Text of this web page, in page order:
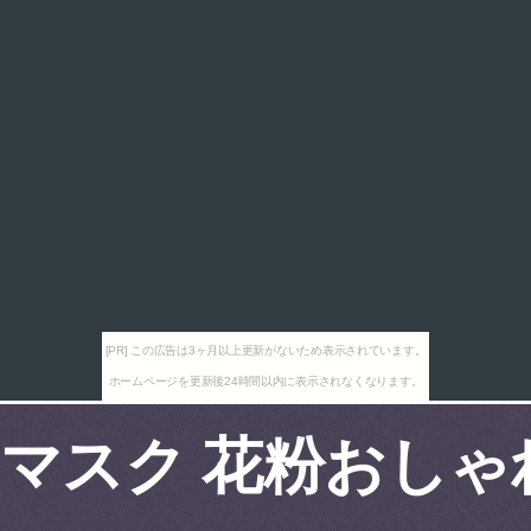
[PR] この広告は3ヶ月以上更新がないため表示されています。
ホームページを更新後24時間以内に表示されなくなります。
スク 花粉おしゃ